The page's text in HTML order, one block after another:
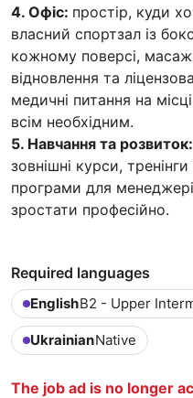
4. Офіс: простір, куди
власний спортзал із
кожному поверсі,
відновлення та
медичні питання на
всім необхідним.
5. Навчання та розвиток:
зовнішні курси,
програми для
зростати професійно.
Required languages
EnglishB2 - Upper
UkrainianNative
The job ad is no longer